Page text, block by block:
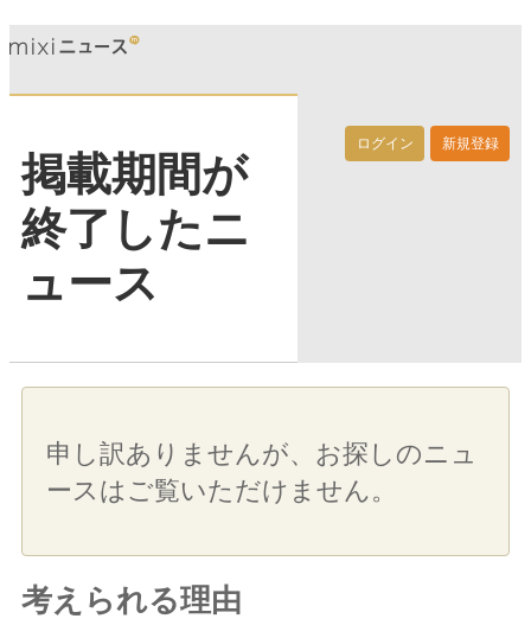
ログイン 新規登録
掲載期間が
終了したニ
ュース
申し訳ありませんが、お探しのニュ
ースはご覧いただけません。
考えられる理由